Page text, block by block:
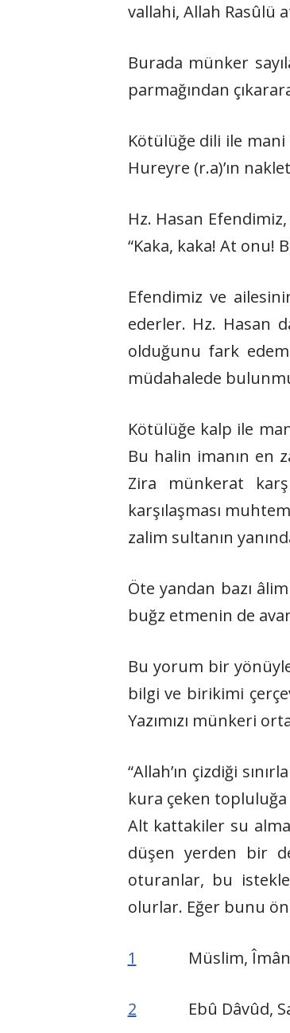
vallahi, Allah Rasûlü
Burada münker
parmağından
Kötülüğe dili ile mani
Hureyre (r.a)’ın
Hz. Hasan
“Kaka, kaka! At onu!
Efendimiz ve
ederler. Hz. Hasan
olduğunu fark
müdahalede
Kötülüğe kalp ile
Bu halin imanın en
Zira münkerat
karşılaşması
zalim sultanın
Öte yandan bazı
buğz etmenin de
Bu yorum bir
bilgi ve birikimi
Yazımızı münkeri
“Allah’ın çizdiği
kura çeken topluluğa
Alt kattakiler su
düşen yerden bir
oturanlar, bu
olurlar. Eğer bunu
1 Müslim, Îmân
2 Ebû Dâvûd, Salât